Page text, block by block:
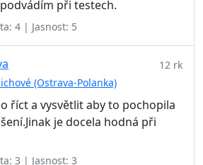
při testech.
4 | Jasnost: 5
(Ostrava-Polanka)
12 rk
říct a vysvětlit aby to pochopila
je docela hodná při
3 | Jasnost: 3